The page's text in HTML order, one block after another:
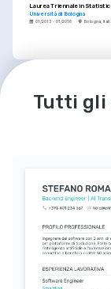
Laurea Triennale in
Università di Bologna
01/2013 - 01/2016 Bologna,
Tutti gli